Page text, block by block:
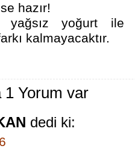
hazır!
yağsız yoğurt ile
kalmayacaktır.
1 Yorum var
dedi ki: